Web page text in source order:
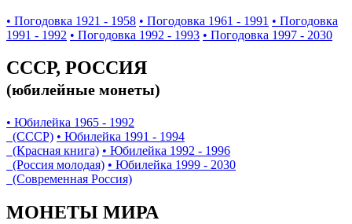
• Погодовка 1921 - 1958 • Погодовка 1961 - 1991 • Погодовка
1991 - 1992 • Погодовка 1992 - 1993 • Погодовка 1997 - 2030
СССР, РОССИЯ
(юбилейные монеты)
• Юбилейка 1965 - 1992
(СССР) • Юбилейка 1991 - 1994
(Красная книга) • Юбилейка 1992 - 1996
(Россия молодая) • Юбилейка 1999 - 2030
(Современная Россия)
МОНЕТЫ МИРА